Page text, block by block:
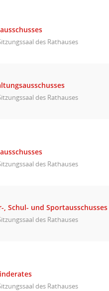
des Rathauses
des Rathauses
des Rathauses
Schul- und Sportausschusses
des Rathauses
des Rathauses